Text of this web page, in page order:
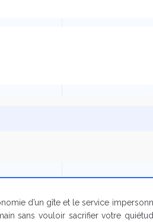
d’un gîte et le service
sans vouloir sacrifier votre